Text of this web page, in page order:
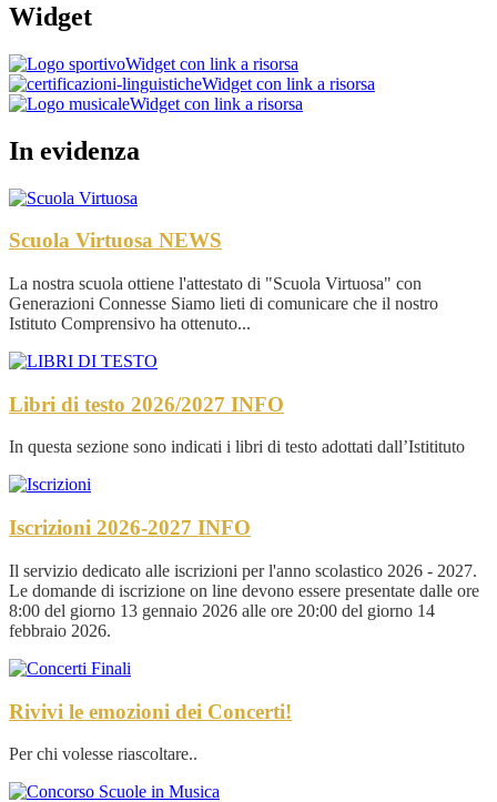
Widget
Widget con link a risorsa
Widget con link a risorsa
Widget con link a risorsa
In evidenza
Scuola Virtuosa NEWS
La nostra scuola ottiene l'attestato di "Scuola Virtuosa" con
Generazioni Connesse Siamo lieti di comunicare che il nostro
Istituto Comprensivo ha ottenuto...
Libri di testo 2026/2027 INFO
In questa sezione sono indicati i libri di testo adottati dall’Istitituto
Iscrizioni 2026-2027 INFO
Il servizio dedicato alle iscrizioni per l'anno scolastico 2026 - 2027.
Le domande di iscrizione on line devono essere presentate dalle ore
8:00 del giorno 13 gennaio 2026 alle ore 20:00 del giorno 14
febbraio 2026.
Rivivi le emozioni dei Concerti!
Per chi volesse riascoltare..